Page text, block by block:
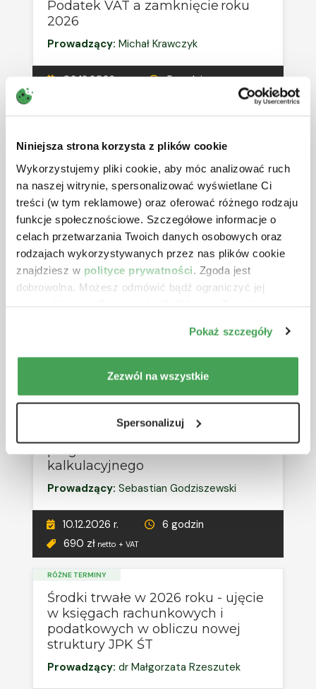
Niniejsza strona korzysta z plików cookie
Wykorzystujemy pliki cookie, aby móc analizować ruch
na naszej witrynie, spersonalizować wyświetlane Ci
treści (w tym reklamowe) oraz oferować różnego rodzaju
funkcje społecznościowe. Szczegółowe informacje o
celach przetwarzania Twoich danych osobowych oraz
rodzajach wykorzystywanych przez nas plików cookie
znajdziesz w polityce prywatności . Zgoda jest
dobrowolna. Możesz odmówić bądź ograniczyć jej
Pokaż szczegóły
Zezwól na wszystkie
Spersonalizuj
Podatek VAT a zamknięcie roku
2026
Prowadzący: Michał Krawczyk
09.12.2026 r.
5 godzin
Akcja Bilans 2026 r.
Prowadzący:Janusz Budzyński
10.12.2026 r.
5 godzin
690 zł netto + VAT
RÓŻNE TERMINY
Deregulacja i uszczelnienie VAT
oraz zmiany w JPK_V7 w 2026 r. i
Michał Krawczyk
10.12.2026 r.
5 godzin
kalkulacyjnego
Prowadzący: Sebastian Godziszewski
10.12.2026 r.
6 godzin
690 zł netto + VAT
RÓŻNE TERMINY
Środki trwałe w 2026 roku - ujęcie
w księgach rachunkowych i
podatkowych w obliczu nowej
struktury JPK ŚT
Prowadzący: dr Małgorzata Rzeszutek